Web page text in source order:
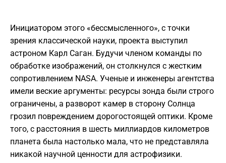
​Инициатором этого «бессмысленного», с точки
зрения классической науки, проекта выступил
астроном Карл Саган. Будучи членом команды по
обработке изображений, он столкнулся с жестким
сопротивлением NASA. Ученые и инженеры агентства
имели веские аргументы: ресурсы зонда были строго
ограничены, а разворот камер в сторону Солнца
грозил повреждением дорогостоящей оптики. Кроме
того, с расстояния в шесть миллиардов километров
планета была настолько мала, что не представляла
никакой научной ценности для астрофизики.